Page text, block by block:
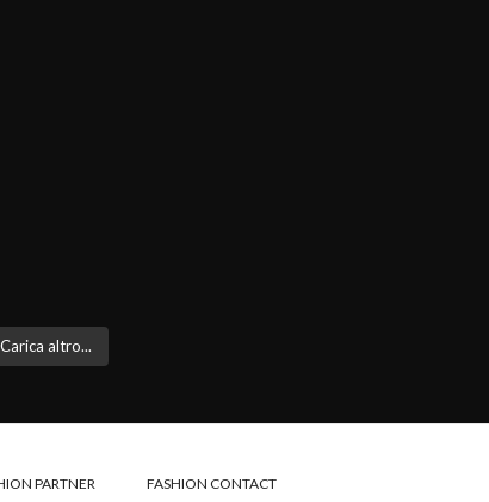
Carica altro...
PARTNER FASHION CONTACT